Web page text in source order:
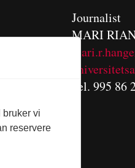
Journalist
MARI
Tel. 995 86
bruker vi
reservere